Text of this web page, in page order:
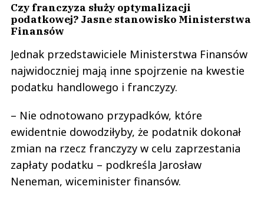
Czy franczyza służy optymalizacji
podatkowej? Jasne stanowisko Ministerstwa
Finansów
Jednak przedstawiciele Ministerstwa Finansów
najwidoczniej mają inne spojrzenie na kwestie
podatku handlowego i franczyzy.
– Nie odnotowano przypadków, które
ewidentnie dowodziłyby, że podatnik dokonał
zmian na rzecz franczyzy w celu zaprzestania
zapłaty podatku – podkreśla Jarosław
Neneman, wiceminister finansów.